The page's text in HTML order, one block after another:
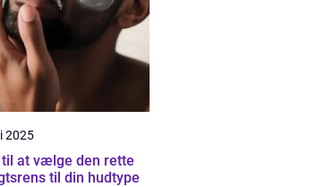
2025
at vælge den rette
til din hudtype